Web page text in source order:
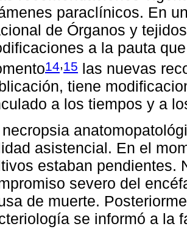
paraclínicos. En
de Órganos y
a la pauta
14,15 las nuevas
tiene
a los tiempos y a
necropsia
asistencial. En el
estaban pendientes.
severo del
de muerte.
se informó a la